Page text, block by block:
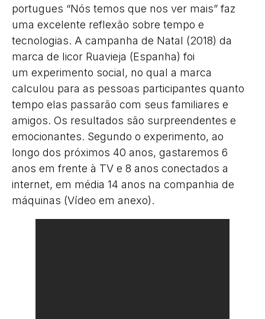
portugues “Nós temos que nos ver mais” faz
uma excelente reflexão sobre tempo e
tecnologias. A campanha de Natal (2018) da
marca de licor Ruavieja (Espanha) foi
um experimento social, no qual a marca
calculou para as pessoas participantes quanto
tempo elas passarão com seus familiares e
amigos. Os resultados são surpreendentes e
emocionantes. Segundo o experimento, ao
longo dos próximos 40 anos, gastaremos 6
anos em frente à TV e 8 anos conectados a
internet, em média 14 anos na companhia de
máquinas (Vídeo em anexo).